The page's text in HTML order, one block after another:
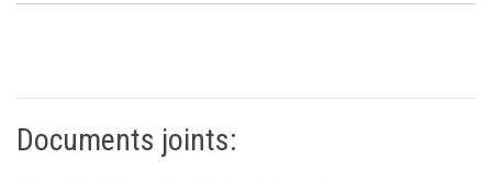
Documents joints: